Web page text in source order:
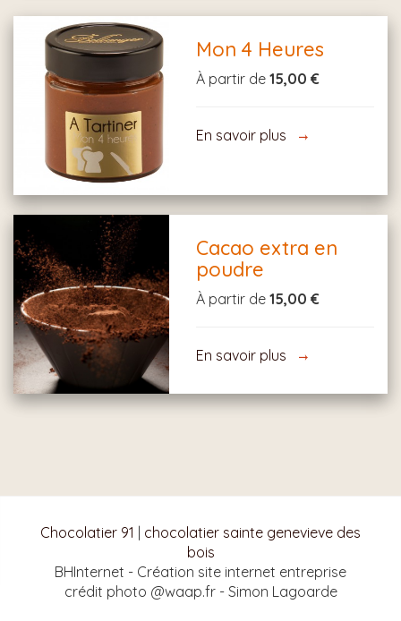
Mon 4 Heures
À partir de15,00 €
En savoir plus
Cacao extra en
poudre
À partir de15,00 €
En savoir plus
Chocolatier 91
chocolatier sainte genevieve des
bois
BHInternet - Création site internet entreprise
crédit photo @waap.fr - Simon Lagoarde